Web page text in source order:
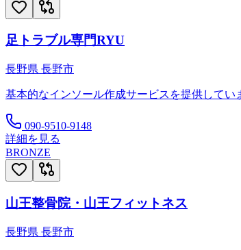
足トラブル専門RYU
長野県 長野市
基本的なインソール作成サービスを提供してい
090-9510-9148
詳細を見る
BRONZE
山王整骨院・山王フィットネス
長野県 長野市